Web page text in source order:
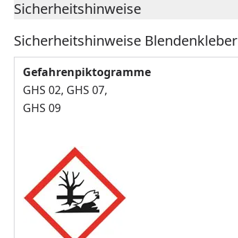
Sicherheitshinweise
Sicherheitshinweise Blendenkleber
Gefahrenpiktogramme
GHS 02, GHS 07,
GHS 09